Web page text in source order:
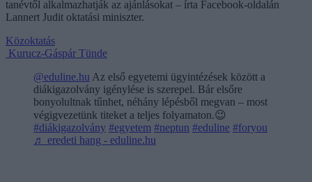
tanévtől alkalmazhatják az ajánlásokat – írta Facebook-oldalán
Lannert Judit oktatási miniszter.
Közoktatás
Kurucz-Gáspár Tünde
@eduline.hu Az első egyetemi ügyintézések között a
diákigazolvány igénylése is szerepel. Bár elsőre
bonyolultnak tűnhet, néhány lépésből megvan – most
végigvezetünk titeket a teljes folyamaton.😉
#diákigazolvány #egyetem #neptun #eduline #foryou
♬ eredeti hang - eduline.hu